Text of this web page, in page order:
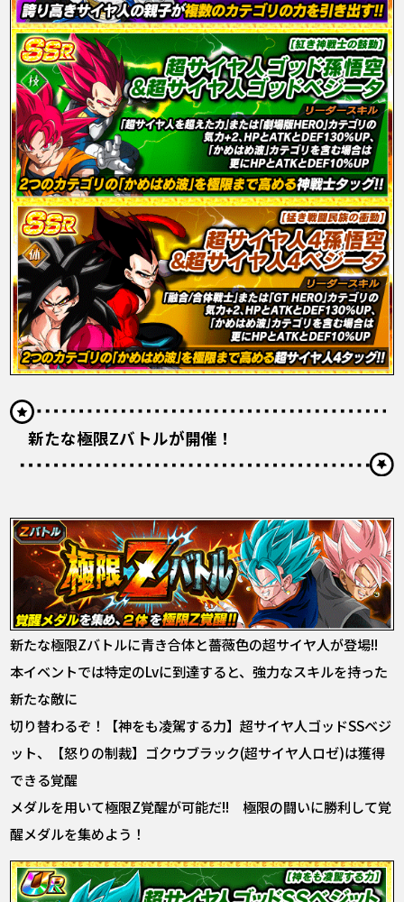
新たな極限Zバトルが開催！
新たな極限Zバトルに青き合体と薔薇色の超サイヤ人が登場!!
本イベントでは特定のLvに到達すると、強力なスキルを持った
新たな敵に
切り替わるぞ！【神をも凌駕する力】超サイヤ人ゴッドSSベジ
ット、【怒りの制裁】ゴクウブラック(超サイヤ人ロゼ)は獲得
できる覚醒
メダルを用いて極限Z覚醒が可能だ!! 極限の闘いに勝利して覚
醒メダルを集めよう！